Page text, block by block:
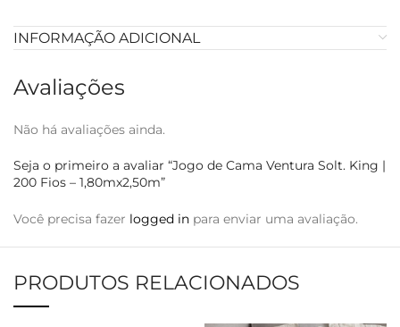
INFORMAÇÃO ADICIONAL
Avaliações
Não há avaliações ainda.
Seja o primeiro a avaliar “Jogo de Cama Ventura Solt. King |
200 Fios – 1,80mx2,50m”
Você precisa fazer logged in para enviar uma avaliação.
PRODUTOS RELACIONADOS